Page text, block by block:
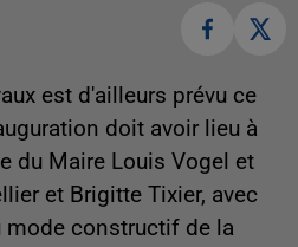
est d'ailleurs prévu ce
doit avoir lieu à
du Maire Louis Vogel et
et Brigitte Tixier, avec
constructif de la